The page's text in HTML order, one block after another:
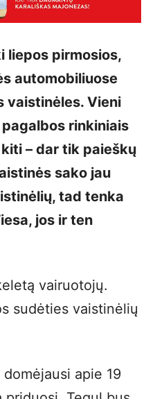
liepos pirmosios,
automobiliuose
vaistinėles. Vieni
rinkiniais
– dar tik paieškų
sako jau
tad tenka
jos ir ten
vairuotojų.
sudėties vaistinėlių
apie 19